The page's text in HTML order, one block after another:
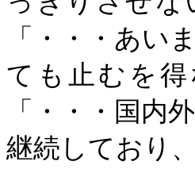
「・・・あい
ても止むを
「・・・国内
継続しており